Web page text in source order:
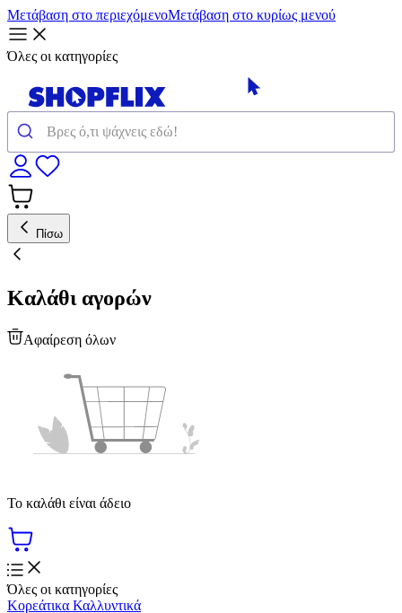
Μετάβαση στο περιεχόμενοΜετάβαση στο κυρίως μενού
Όλες οι κατηγορίες
Πίσω
Καλάθι αγορών
Αφαίρεση όλων
Το καλάθι είναι άδειο
Όλες οι κατηγορίες
Κορεάτικα Καλλυντικά